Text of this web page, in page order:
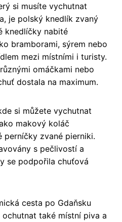
si musíte vychutnat
je polský knedlík zvaný
knedlíčky nabité
bramborami, sýrem nebo
mezi místními i turisty.
omáčkami nebo
dostala na maximum.
si můžete vychutnat
makový koláč
perníčky zvané pierniki.
s pečlivostí a
se podpořila chuťová
cesta po Gdaňsku
také místní piva a